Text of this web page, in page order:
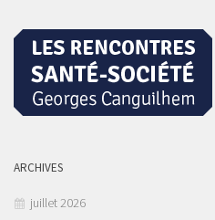
ARCHIVES
juillet 2026